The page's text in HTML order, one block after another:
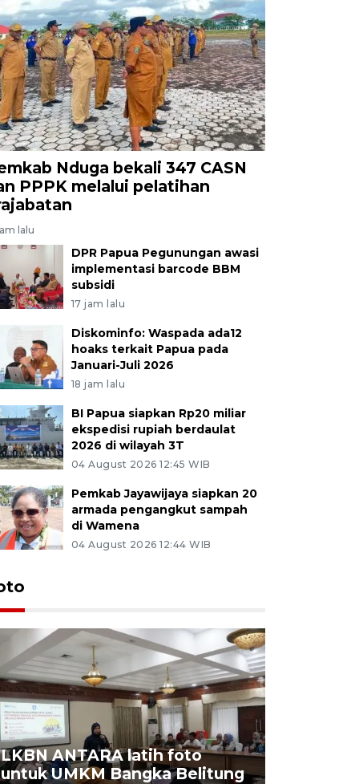
Nduga bekali 347 CASN
PPPK melalui pelatihan
lalu
DPR Papua Pegunungan awasi
implementasi barcode BBM
subsidi
17 jam lalu
Diskominfo: Waspada ada12
hoaks terkait Papua pada
Januari-Juli 2026
18 jam lalu
BI Papua siapkan Rp20 miliar
ekspedisi rupiah berdaulat
2026 di wilayah 3T
04 August 2026 12:45 WIB
Pemkab Jayawijaya siapkan 20
armada pengangkut sampah
di Wamena
04 August 2026 12:44 WIB
LKBN ANTARA latih foto
untuk UMKM Bangka Belitung